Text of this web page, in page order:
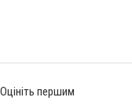
Оцініть першим